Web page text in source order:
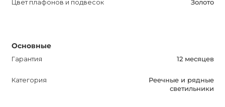
Цвет плафонов и подвесок Золото
Основные
Гарантия 12 месяцев
Категория
Реечные и рядные
светильники